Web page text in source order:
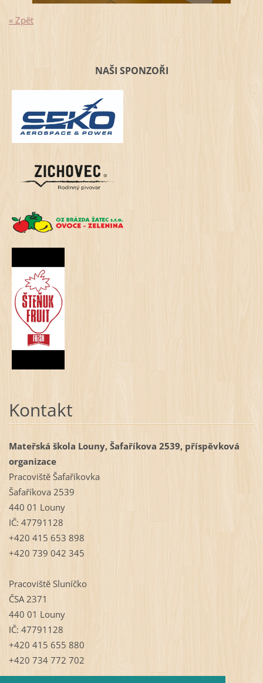
« Zpět
NAŠI SPONZOŘI
Kontakt
Mateřská škola Louny, Šafaříkova 2539, příspěvková
organizace
Pracoviště Šafaříkovka
Šafaříkova 2539
440 01 Louny
IČ: 47791128
+420 415 653 898
+420 739 042 345
Pracoviště Sluníčko
ČSA 2371
440 01 Louny
IČ: 47791128
+420 415 655 880
+420 734 772 702